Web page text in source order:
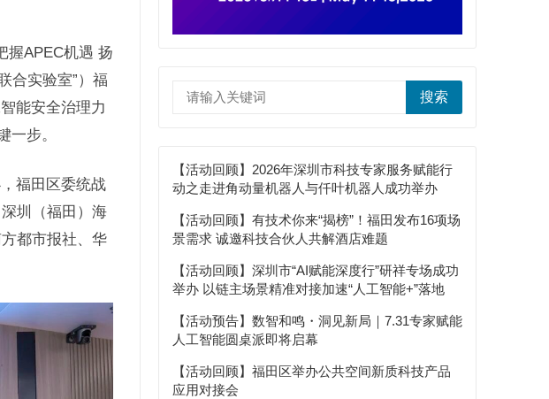
握APEC机遇 扬
合实验室”）福
能安全治理力
一步。
福田区委统战
圳（福田）海
都市报社、华
搜索
【活动回顾】2026年深圳市科技专家服务赋能行
动之走进角动量机器人与仟叶机器人成功举办
【活动回顾】有技术你来“揭榜”！福田发布16项场
景需求 诚邀科技合伙人共解酒店难题
【活动回顾】深圳市“AI赋能深度行”研祥专场成功
举办 以链主场景精准对接加速“人工智能+”落地
【活动预告】数智和鸣・洞见新局｜7.31专家赋能
人工智能圆桌派即将启幕
【活动回顾】福田区举办公共空间新质科技产品
应用对接会